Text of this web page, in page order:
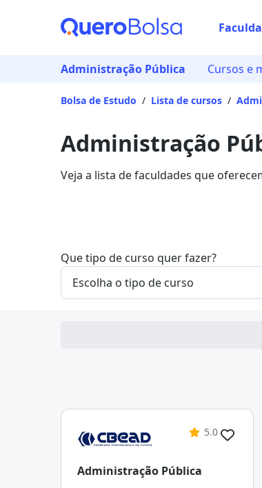
Administração Pública Cursos e
Bolsa de Estudo / Lista de cursos /
Administração
Veja a lista de faculdades que
Que tipo de curso quer fazer?
5.0
Administração Pública